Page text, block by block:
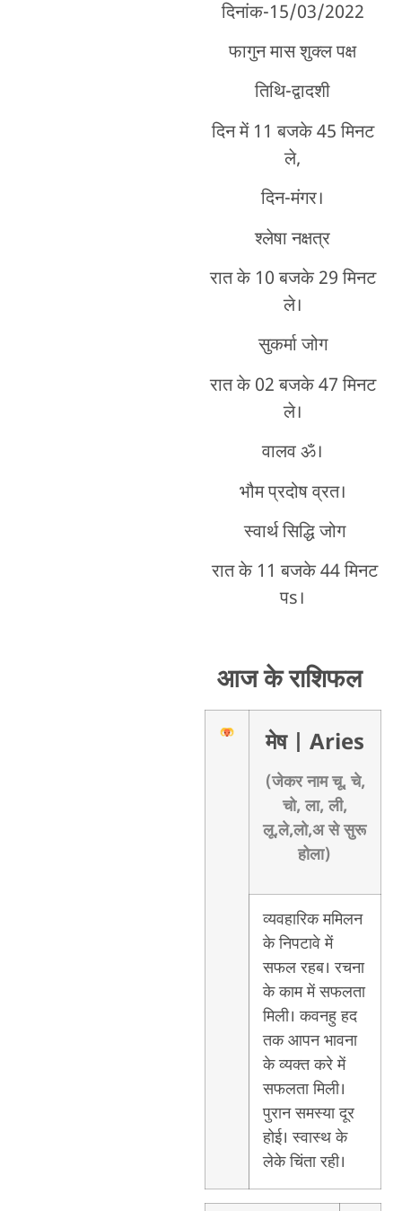
दिनांक-15/03/2022
फागुन मास शुक्ल पक्ष
तिथि-द्वादशी
दिन में 11 बजके 45 मिनट
ले,
दिन-मंगर।
श्लेषा नक्षत्र
रात के 10 बजके 29 मिनट
ले।
सुकर्मा जोग
रात के 02 बजके 47 मिनट
ले।
वालव ॐ।
भौम प्रदोष व्रत।
स्वार्थ सिद्धि जोग
रात के 11 बजके 44 मिनट
पs।
आज के राशिफल
मेष | Aries
(जेकर नाम चू, चे,
चो, ला, ली,
लू,ले,लो,अ से सुरू
होला)
व्यवहारिक ममिलन
के निपटावे में
सफल रहब। रचना
के काम में सफलता
मिली। कवनहु हद
तक आपन भावना
के व्यक्त करे में
सफलता मिली।
पुरान समस्या दूर
होई। स्वास्थ के
लेके चिंता रही।